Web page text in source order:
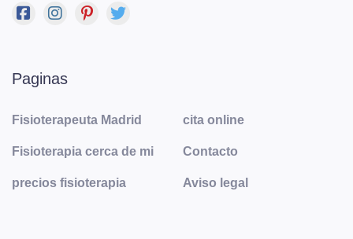
Paginas
Fisioterapeuta Madrid
Fisioterapia cerca de mi
precios fisioterapia
cita online
Contacto
Aviso legal